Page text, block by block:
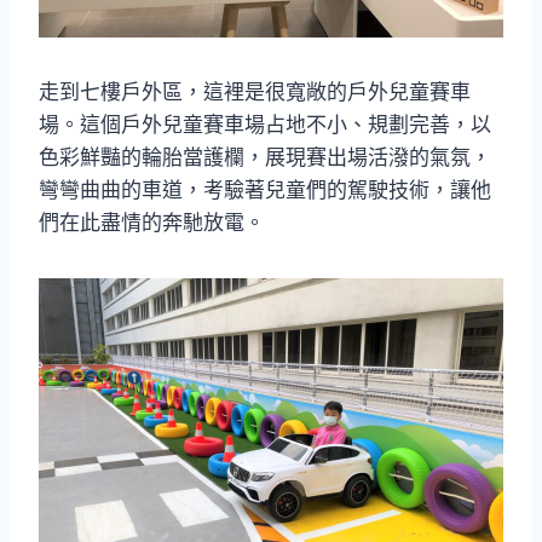
走到七樓戶外區，這裡是很寬敞的戶外兒童賽車
場。這個戶外兒童賽車場占地不小、規劃完善，以
色彩鮮豔的輪胎當護欄，展現賽出場活潑的氣氛，
彎彎曲曲的車道，考驗著兒童們的駕駛技術，讓他
們在此盡情的奔馳放電。